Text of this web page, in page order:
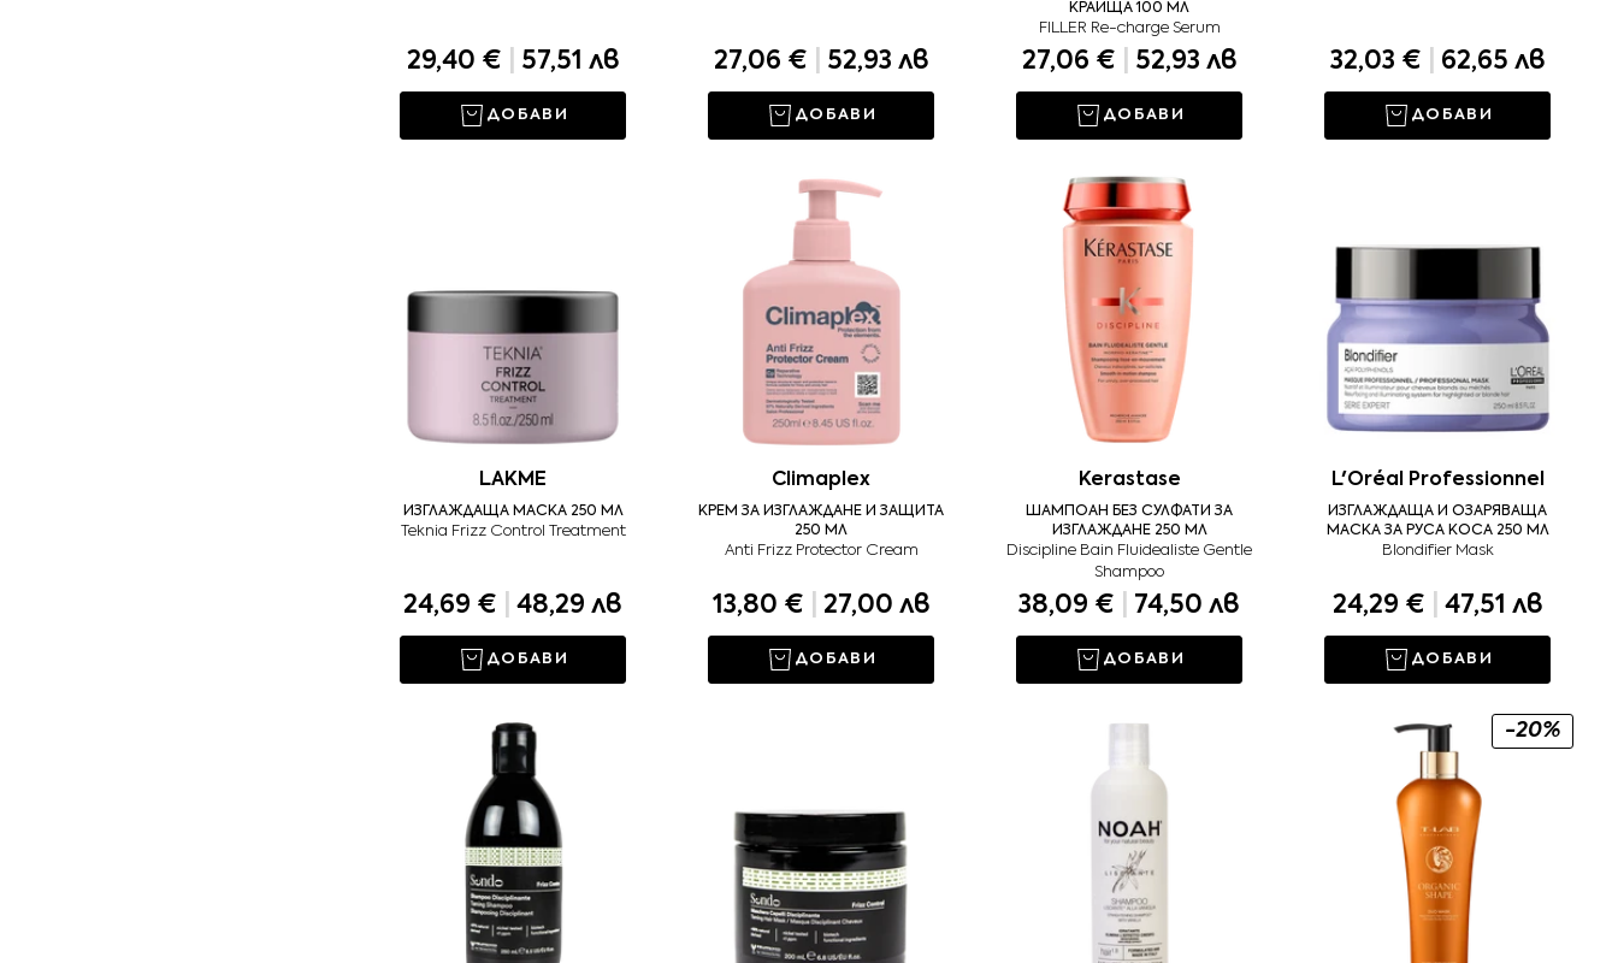
29,40 € 57,51 лв
ДОБАВИ
27,06 € 52,93 лв
ДОБАВИ
КРАИЩА 100 МЛ
FILLER Re-charge Serum
27,06 € 52,93 лв
ДОБАВИ
32,03 € 62,65 лв
ДОБАВИ
LAKME
ИЗГЛАЖДАЩА МАСКА 250 МЛ
Teknia Frizz Control Treatment
24,69 € 48,29 лв
ДОБАВИ
Climaplex
КРЕМ ЗА ИЗГЛАЖДАНЕ И ЗАЩИТА
250 МЛ
Anti Frizz Protector Cream
13,80 € 27,00 лв
ДОБАВИ
Kerastase
ШАМПОАН БЕЗ СУЛФАТИ ЗА
ИЗГЛАЖДАНЕ 250 МЛ
Discipline Bain Fluidealiste Gentle
Shampoo
38,09 € 74,50 лв
ДОБАВИ
L'Oréal Professionnel
ИЗГЛАЖДАЩА И ОЗАРЯВАЩА
МАСКА ЗА РУСА КОСА 250 МЛ
Blondifier Mask
24,29 € 47,51 лв
ДОБАВИ
-20%